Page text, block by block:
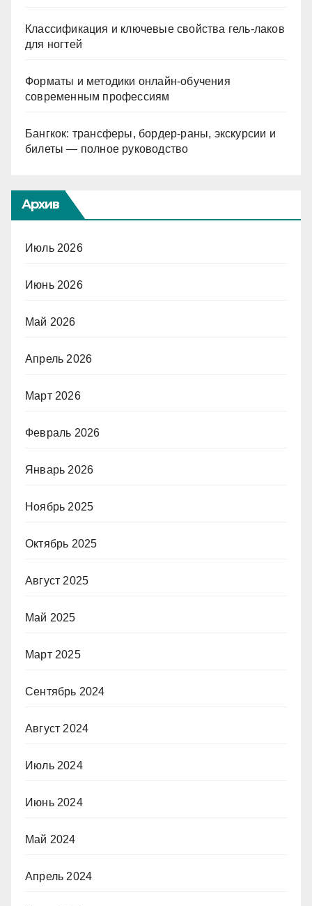
Классификация и ключевые свойства гель-лаков
для ногтей
Форматы и методики онлайн-обучения
современным профессиям
Бангкок: трансферы, бордер-раны, экскурсии и
билеты — полное руководство
Архив
Июль 2026
Июнь 2026
Май 2026
Апрель 2026
Март 2026
Февраль 2026
Январь 2026
Ноябрь 2025
Октябрь 2025
Август 2025
Май 2025
Март 2025
Сентябрь 2024
Август 2024
Июль 2024
Июнь 2024
Май 2024
Апрель 2024